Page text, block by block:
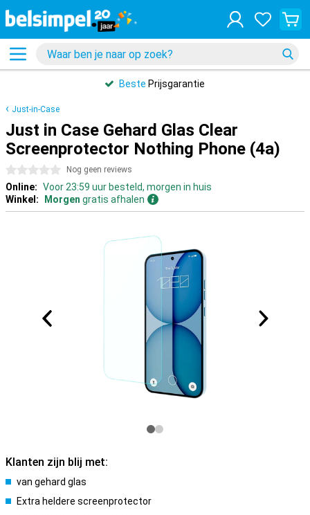
Beste Prijsgarantie
Just-in-Case
Just in Case Gehard Glas Clear
Screenprotector Nothing Phone (4a)
0 sterren Nog geen reviews
Online: Voor 23:59 uur besteld, morgen in huis
Winkel:
Morgen gratis afhalen
Klanten zijn blij met:
van gehard glas
Extra heldere screenprotector